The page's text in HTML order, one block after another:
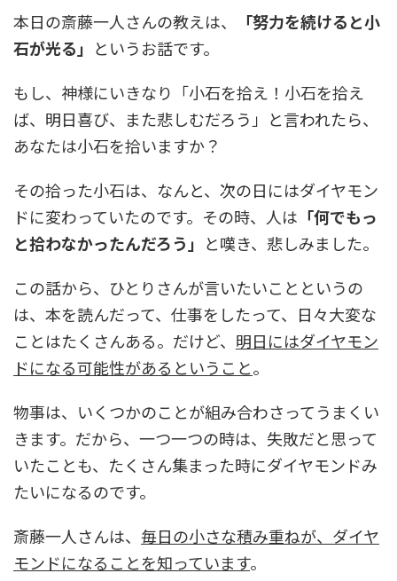
本日の斎藤一人さんの教えは、
「努力を続けると小
石が光る」 というお話です。
もし、神様にいきなり「小石を拾え！小石を拾え
ば、明日喜び、また悲しむだろう」と言われたら、
あなたは小石を拾いますか？
その拾った小石は、なんと、次の日にはダイヤモン
ドに変わっていたのです。その時、人は 「何でもっ
と拾わなかったんだろう」 と嘆き、悲しみました。
この話から、ひとりさんが言いたいことというの
は、本を読んだって、仕事をしたって、日々大変な
ことはたくさんある。だけど、 明日にはダイヤモン
ドになる可能性があるということ。
物事は、いくつかのことが組み合わさってうまくい
きます。だから、一つ一つの時は、失敗だと思って
いたことも、たくさん集まった時にダイヤモンドみ
たいになるのです。
斎藤一人さんは、 毎日の小さな積み重ねが、ダイヤ
モンドになることを知っています。